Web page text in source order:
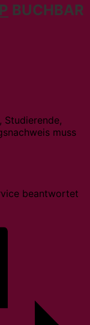
BUCHBAR
Studierende,
muss
beantwortet